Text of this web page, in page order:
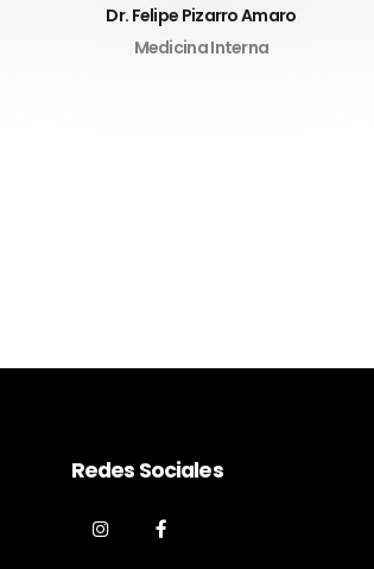
Dr. Felipe Pizarro Amaro
Medicina Interna
Redes Sociales